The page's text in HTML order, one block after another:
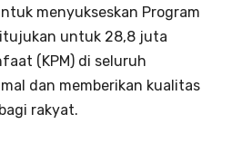
menyukseskan Program
untuk 28,8 juta
(KPM) di seluruh
dan memberikan kualitas
rakyat.